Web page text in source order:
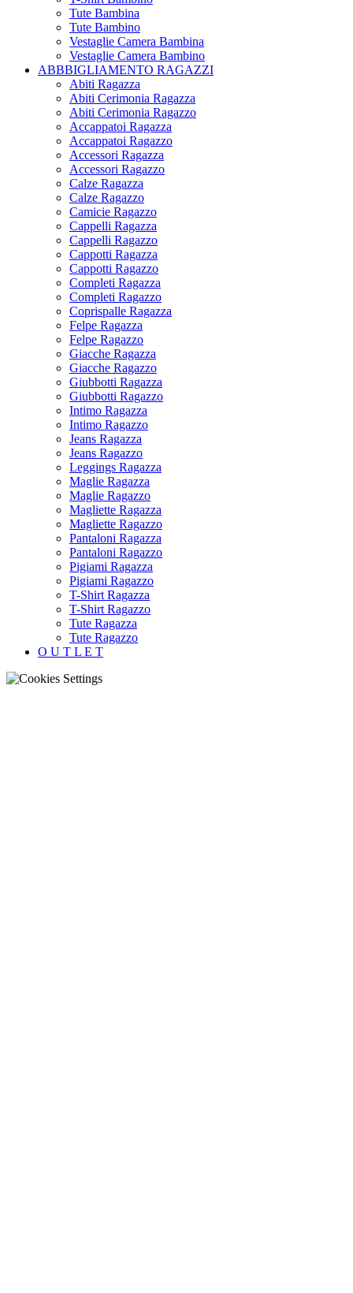
Tute Bambina
Tute Bambino
Vestaglie Camera Bambina
Vestaglie Camera Bambino
ABBBIGLIAMENTO RAGAZZI
Abiti Ragazza
Abiti Cerimonia Ragazza
Abiti Cerimonia Ragazzo
Accappatoi Ragazza
Accappatoi Ragazzo
Accessori Ragazza
Accessori Ragazzo
Calze Ragazza
Calze Ragazzo
Camicie Ragazzo
Cappelli Ragazza
Cappelli Ragazzo
Cappotti Ragazza
Cappotti Ragazzo
Completi Ragazza
Completi Ragazzo
Coprispalle Ragazza
Felpe Ragazza
Felpe Ragazzo
Giacche Ragazza
Giacche Ragazzo
Giubbotti Ragazza
Giubbotti Ragazzo
Intimo Ragazza
Intimo Ragazzo
Jeans Ragazza
Jeans Ragazzo
Leggings Ragazza
Maglie Ragazza
Maglie Ragazzo
Magliette Ragazza
Magliette Ragazzo
Pantaloni Ragazza
Pantaloni Ragazzo
Pigiami Ragazza
Pigiami Ragazzo
T-Shirt Ragazza
T-Shirt Ragazzo
Tute Ragazza
Tute Ragazzo
O U T L E T